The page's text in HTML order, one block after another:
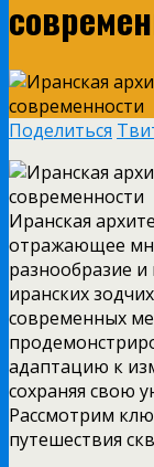
Поделиться
Иранская
отражающее
разнообразие
иранских
современных
адаптацию к
сохраняя свою
Рассмотрим
путешествия